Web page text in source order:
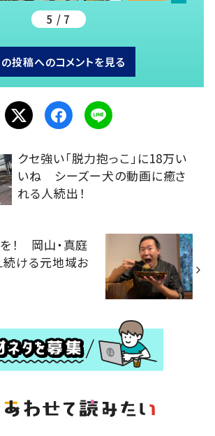
5 / 7
投稿へのコメントを見る
クセ強い「脱力抱っこ」に18万い
いね シーズー犬の動画に癒さ
れる人続出！
！ 岡山・真庭
続ける元地域お